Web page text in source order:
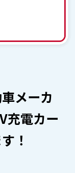
メーカ
充電カー
！